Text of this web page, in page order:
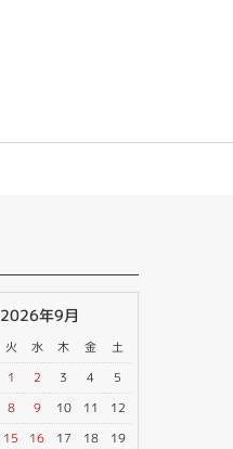
2026年9月
火 水 木 金
土
1
2 3 4
5
8 9 10 11
12
15 16 17 18 19